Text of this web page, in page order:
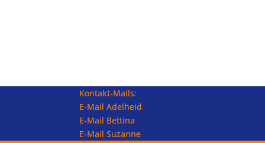
Kontakt-Mails:
E-Mail Adelheid
E-Mail Bettina
E-Mail Suzanne